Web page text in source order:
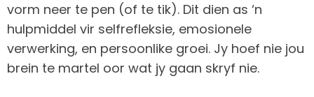
vorm neer te pen (of te tik). Dit dien as ‘n
hulpmiddel vir selfrefleksie, emosionele
verwerking, en persoonlike groei. Jy hoef nie jou
brein te martel oor wat jy gaan skryf nie.